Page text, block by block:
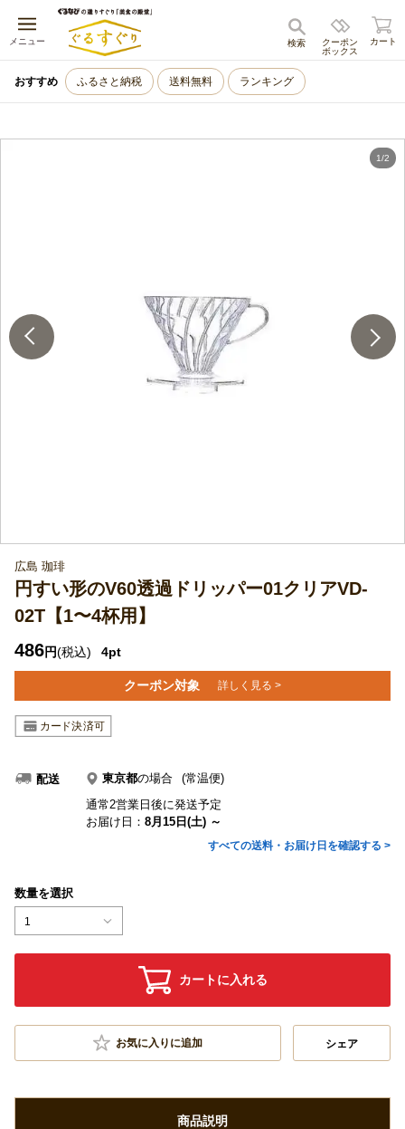
メニュー
キャンセル
クーポン
ボックス
検索 カート
おすすめ ふるさと納税 送料無料 ランキング
1/2
広島 珈琲
円すい形のV60透過ドリッパー01クリアVD-
02T【1〜4杯用】
486円(税込) 4pt
クーポン対象 詳しく見る >
配送 東京都の場合
(常温便)
通常2営業日後に発送予定
お届け日： 8月15日(土) ～
すべての送料・お届け日を確認する >
数量を選択
1
カートに入れる
お気に入りに追加 シェア
商品説明